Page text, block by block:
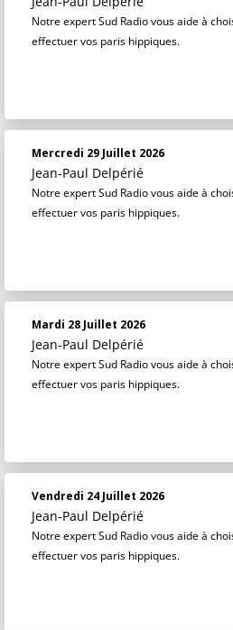
Notre expert Sud Radio vous aide à
effectuer vos paris hippiques.
Mercredi 29 Juillet 2026
Jean-Paul Delpérié
Notre expert Sud Radio vous aide à
effectuer vos paris hippiques.
Mardi 28 Juillet 2026
Jean-Paul Delpérié
Notre expert Sud Radio vous aide à
effectuer vos paris hippiques.
Vendredi 24 Juillet 2026
Jean-Paul Delpérié
Notre expert Sud Radio vous aide à
effectuer vos paris hippiques.